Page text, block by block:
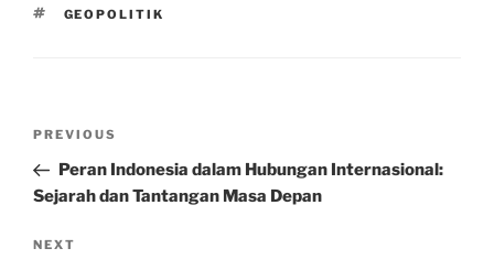
TAGS
GEOPOLITIK
Previous
Post
PREVIOUS
Peran Indonesia dalam Hubungan Internasional:
Sejarah dan Tantangan Masa Depan
Next
NEXT